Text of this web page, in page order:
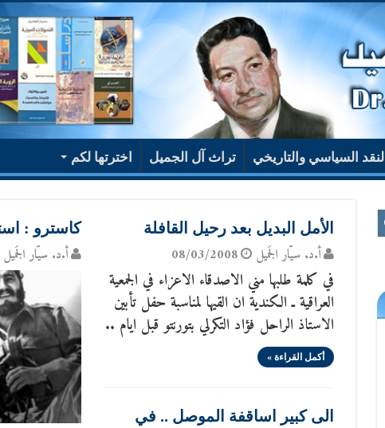
النقد السياسي والتاريخي تراث آل الجميل اخترتها لكم
الأمل البديل بعد رحيل القافلة
أ.د. سيّار الجَميل 08/03/2008
في كلمة طلبها مني الاصدقاء الاعزاء في الجمعية
العراقية ـ الكندية ان القيها لمناسبة حفل تأبين
الاستاذ الراحل فؤاد التكرلي بتورنتو قبل ايام ..
أكمل القراءة »
كاسترو :
أ.د. سيّار الجَميل
الى كبير اساقفة الموصل .. في